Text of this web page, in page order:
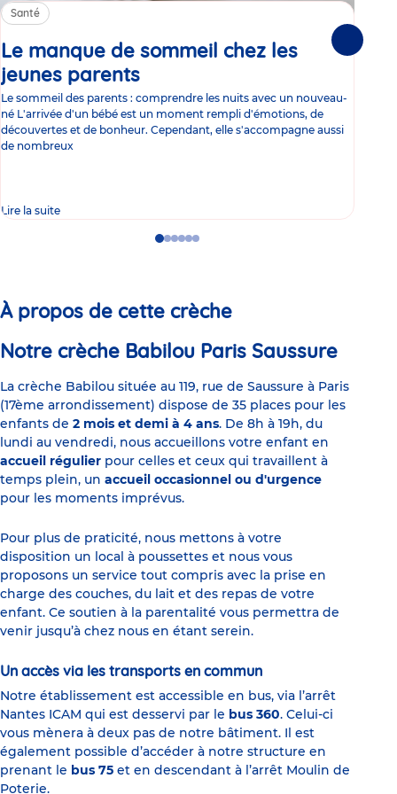
Santé
Le manque de sommeil chez les
jeunes parents
Le sommeil des parents : comprendre les nuits avec un nouveau-
né L'arrivée d'un bébé est un moment rempli d'émotions, de
découvertes et de bonheur. Cependant, elle s'accompagne aussi
de nombreux
Lire la suite
GoGoGoGo
GoGo
À propos de cette crèche
Notre crèche Babilou Paris Saussure
La crèche Babilou située au 119, rue de Saussure à Paris
(17ème arrondissement) dispose de 35 places pour les
enfants de 2 mois et demi à 4 ans. De 8h à 19h, du
lundi au vendredi, nous accueillons votre enfant en
accueil régulier pour celles et ceux qui travaillent à
temps plein, un accueil occasionnel ou d'urgence
pour les moments imprévus.
Pour plus de praticité, nous mettons à votre
disposition un local à poussettes et nous vous
proposons un service tout compris avec la prise en
charge des couches, du lait et des repas de votre
enfant. Ce soutien à la parentalité vous permettra de
venir jusqu’à chez nous en étant serein.
Un accès via les transports en commun
Notre établissement est accessible en bus, via l’arrêt
Nantes ICAM qui est desservi par le bus 360. Celui-ci
vous mènera à deux pas de notre bâtiment. Il est
également possible d’accéder à notre structure en
prenant le bus 75 et en descendant à l’arrêt Moulin de
Poterie.